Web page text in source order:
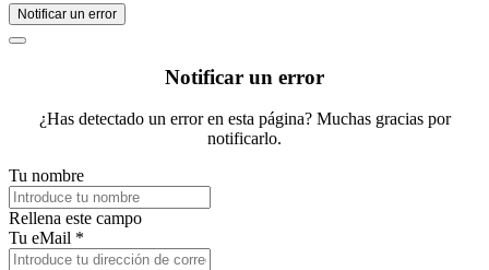
Notificar un error
Notificar un error
¿Has detectado un error en esta página? Muchas gracias por
notificarlo.
Tu nombre
Rellena este campo
Tu eMail *